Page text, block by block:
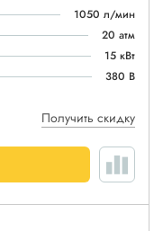
1050 л/мин
20 атм
15 кВт
380 В
Получить скидку